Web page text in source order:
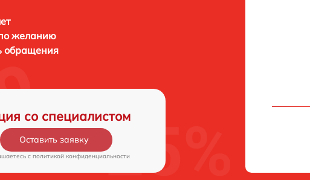
желанию
обращения
со специалистом
Оставить заявку
c политикой конфиденциальности